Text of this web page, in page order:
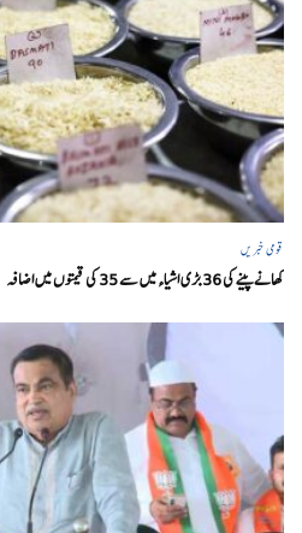
قومی خبریں
کھانے پینے کی 36 بڑی اشیاء میں سے 35 کی قیمتوں میں اضافہ